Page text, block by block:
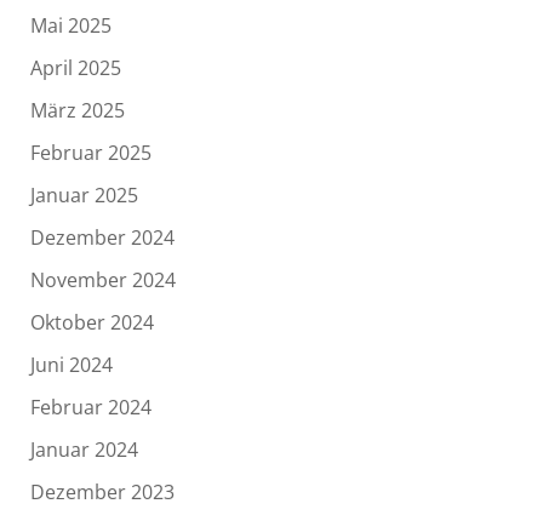
Mai 2025
April 2025
März 2025
Februar 2025
Januar 2025
Dezember 2024
November 2024
Oktober 2024
Juni 2024
Februar 2024
Januar 2024
Dezember 2023